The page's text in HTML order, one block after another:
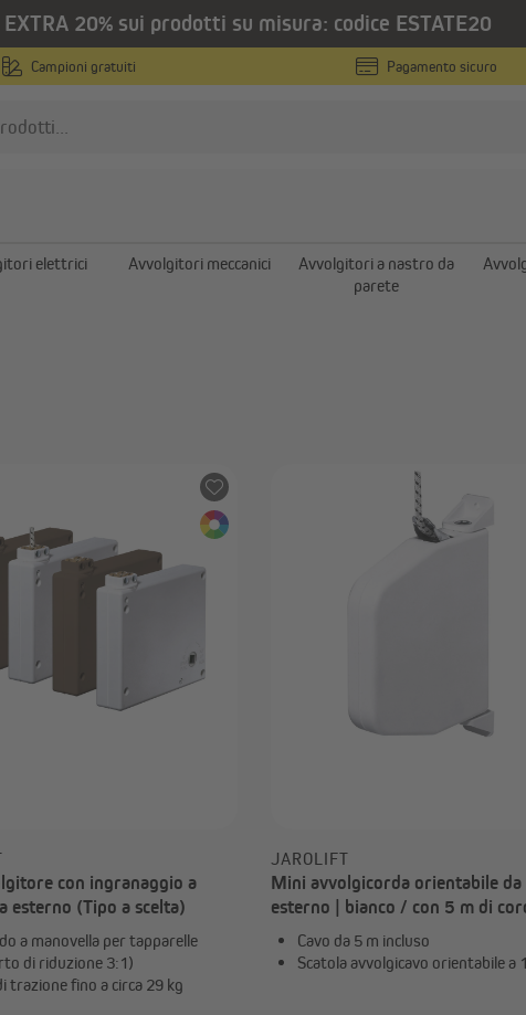
EXTRA 20% sui prodotti su misura: codice ESTATE20
Campioni gratuiti Pagamento sicuro
Motori tubolari
Avvolgitori elettrici
Avvolgitori meccanici
Domotica Jalousiescout
Domotica Homepilot
Attuatori e sensori per
Elettronica e radiofrequenza
Telecomandi e sistemi radio
cordicella meccanici
a cordicella
elettrici Avvolgitori meccanici
Avvolgitori a nastro da
parete
con ingranaggio a
esterno (Tipo a scelta)
a manovella per tapparelle
di riduzione 3:1)
trazione fino a circa 29 kg
JAROLIFT
Mini avvolgicorda orientabile da
esterno | bianco / con 5 m di
Cavo da 5 m incluso
Scatola avvolgicavo orientabile a